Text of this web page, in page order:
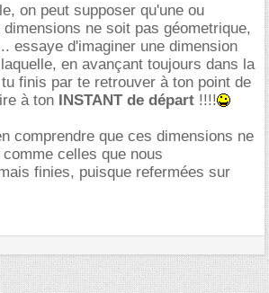
on peut supposer qu'une ou
ne soit pas géometrique,
essaye d'imaginer une dimension
en avançant toujours dans la
finis par te retrouver à ton point de
à ton INSTANT de départ !!!!
comprendre que ces dimensions ne
celles que nous
finies, puisque refermées sur